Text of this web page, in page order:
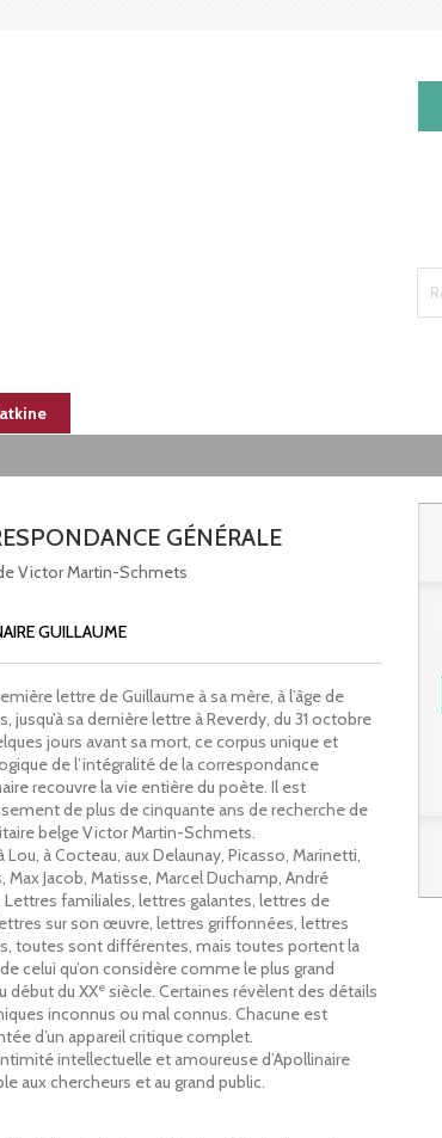
GÉNÉRALE
Victor Martin-Schmets
GUILLAUME
lettre de Guillaume à sa mère, à l’âge de
jusqu’à sa dernière lettre à Reverdy, du 31 octobre
jours avant sa mort, ce corpus unique et
de l’intégralité de la correspondance
recouvre la vie entière du poète. Il est
de plus de cinquante ans de recherche de
belge Victor Martin-Schmets.
Lou, à Cocteau, aux Delaunay, Picasso, Marinetti,
Max Jacob, Matisse, Marcel Duchamp, André
familiales, lettres galantes, lettres de
sur son œuvre, lettres griffonnées, lettres
toutes sont différentes, mais toutes portent la
celui qu’on considère comme le plus grand
début du XXe siècle. Certaines révèlent des détails
inconnus ou mal connus. Chacune est
d’un appareil critique complet.
intellectuelle et amoureuse d’Apollinaire
aux chercheurs et au grand public.